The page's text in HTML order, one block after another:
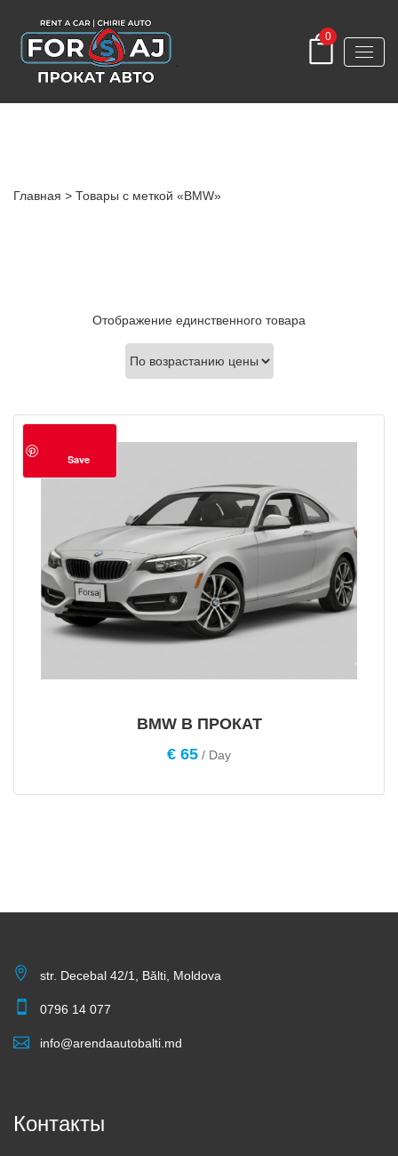
0
Главная > Товары с меткой «BMW»
Отображение единственного товара
Save
BMW В ПРОКАТ
€ 65 / Day
str. Decebal 42/1, Bălti, Moldova
0796 14 077
info@arendaautobalti.md
Контакты